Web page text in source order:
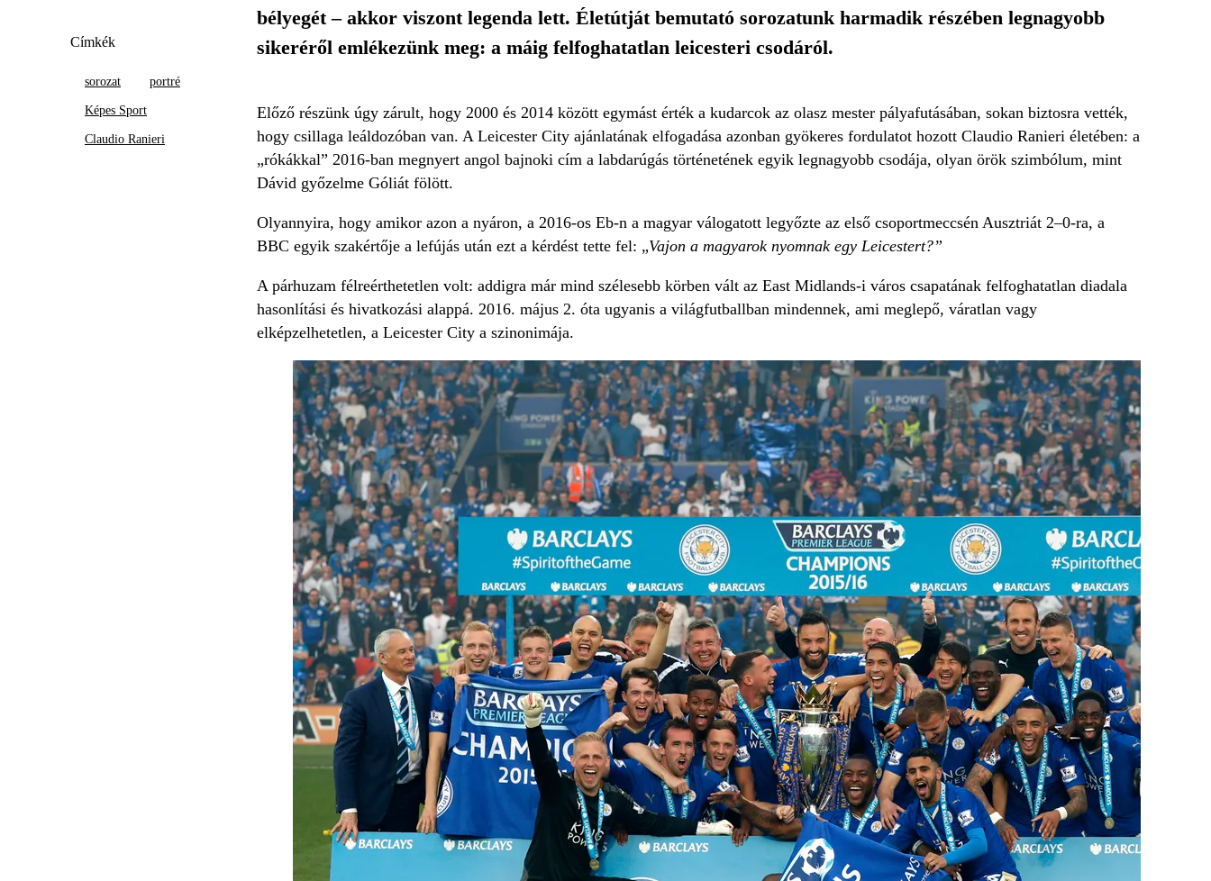
Címkék
sorozat portré
Képes Sport
Claudio Ranieri
bélyegét – akkor viszont legenda lett. Életútját bemutató sorozatunk harmadik részében legnagyobb
sikeréről emlékezünk meg: a máig felfoghatatlan leicesteri csodáról.
Előző részünk úgy zárult, hogy 2000 és 2014 között egymást érték a kudarcok az olasz mester pályafutásában, sokan biztosra vették,
hogy csillaga leáldozóban van. A Leicester City ajánlatának elfogadása azonban gyökeres fordulatot hozott Claudio Ranieri életében: a
„rókákkal” 2016-ban megnyert angol bajnoki cím a labdarúgás történetének egyik legnagyobb csodája, olyan örök szimbólum, mint
Dávid győzelme Góliát fölött.
Olyannyira, hogy amikor azon a nyáron, a 2016-os Eb-n a magyar válogatott legyőzte az első csoportmeccsén Ausztriát 2–0-ra, a
BBC egyik szakértője a lefújás után ezt a kérdést tette fel: „Vajon a magyarok nyomnak egy Leicestert?”
A párhuzam félreérthetetlen volt: addigra már mind szélesebb körben vált az East Midlands-i város csapatának felfoghatatlan diadala
hasonlítási és hivatkozási alappá. 2016. május 2. óta ugyanis a világfutballban mindennek, ami meglepő, váratlan vagy
elképzelhetetlen, a Leicester City a szinonimája.